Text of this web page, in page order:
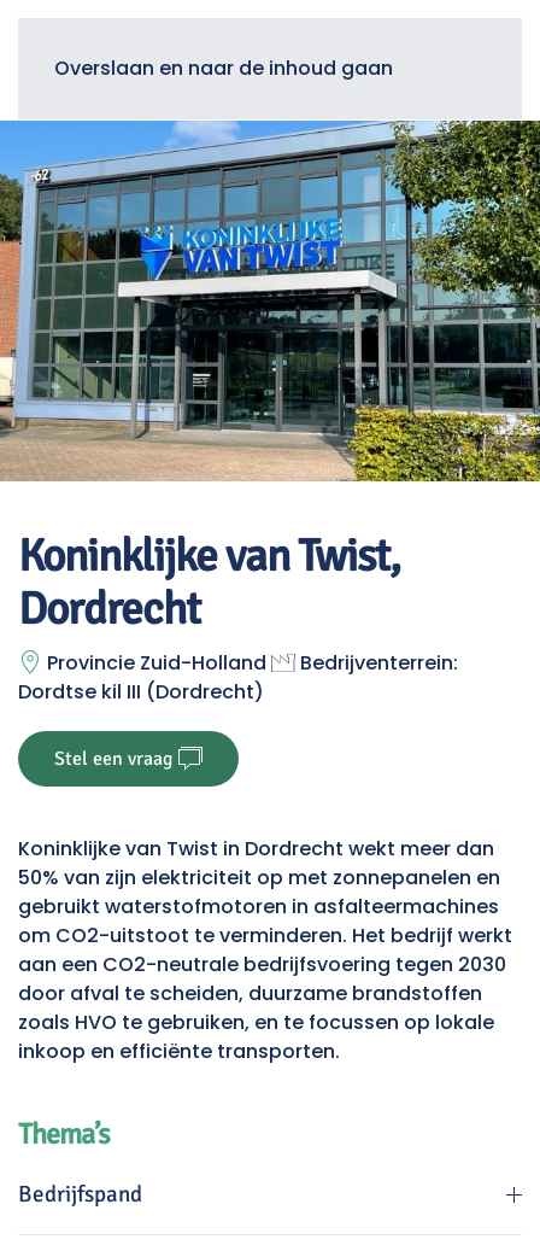
Overslaan en naar de inhoud gaan
Koninklijke van Twist,
Dordrecht
Provincie Zuid-Holland
Bedrijventerrein:
Dordtse kil III (Dordrecht)
Stel een vraag
Koninklijke van Twist in Dordrecht wekt meer dan
50% van zijn elektriciteit op met zonnepanelen en
gebruikt waterstofmotoren in asfalteermachines
om CO2-uitstoot te verminderen. Het bedrijf werkt
aan een CO2-neutrale bedrijfsvoering tegen 2030
door afval te scheiden, duurzame brandstoffen
zoals HVO te gebruiken, en te focussen op lokale
inkoop en efficiënte transporten.
Thema’s
Bedrijfspand